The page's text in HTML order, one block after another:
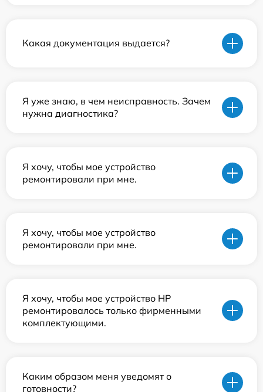
Какая документация выдается?
Я уже знаю, в чем неисправность. Зачем
нужна диагностика?
Я хочу, чтобы мое устройство
ремонтировали при мне.
Я хочу, чтобы мое устройство
ремонтировали при мне.
Я хочу, чтобы мое устройство HP
ремонтировалось только фирменными
комплектующими.
Каким образом меня уведомят о
готовности?